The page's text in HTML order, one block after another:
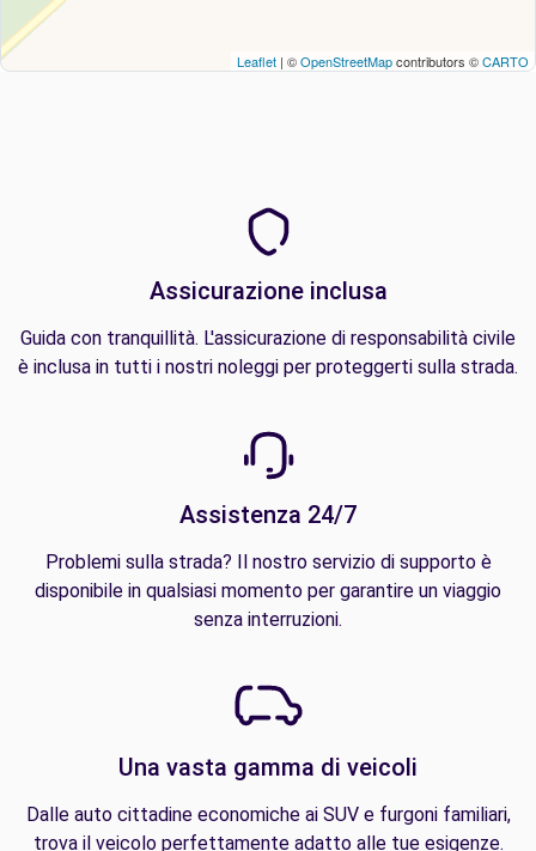
Leaflet | ©OpenStreetMapcontributors ©CARTO
Assicurazione inclusa
Guida con tranquillità. L'assicurazione di responsabilità civile
è inclusa in tutti i nostri noleggi per proteggerti sulla strada.
Assistenza 24/7
Problemi sulla strada? Il nostro servizio di supporto è
disponibile in qualsiasi momento per garantire un viaggio
senza interruzioni.
Una vasta gamma di veicoli
Dalle auto cittadine economiche ai SUV e furgoni familiari,
trova il veicolo perfettamente adatto alle tue esigenze.